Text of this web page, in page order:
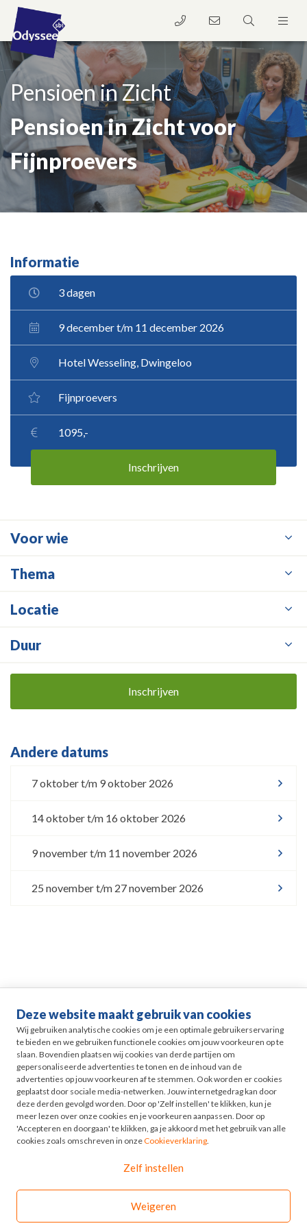
Deze website maakt gebruik van cookies
Wij gebruiken analytische cookies om je een optimale gebruikerservaring
te bieden en we gebruiken functionele cookies om jouw voorkeuren op te
slaan. Bovendien plaatsen wij cookies van derde partijen om
gepersonaliseerde advertenties te tonen en de inhoud van de
advertenties op jouw voorkeuren af te stemmen. Ook worden er cookies
geplaatst door sociale media-netwerken. Jouw internetgedrag kan door
deze derden gevolgd worden. Door op 'Zelf instellen' te klikken, kun je
meer lezen over onze cookies en je voorkeuren aanpassen. Door op
'Accepteren en doorgaan' te klikken, ga je akkoord met het gebruik van alle
cookies zoals omschreven in onzeCookieverklaring.
Zelf instellen
Weigeren
Pensioen in Zicht
Pensioen in Zicht voor
Fijnproevers
Informatie
3 dagen
9 december t/m 11 december 2026
Hotel Wesseling, Dwingeloo
Fijnproevers
1095,-
Inschrijven
Voor wie
Thema
Locatie
Duur
Inschrijven
Andere datums
7 oktober t/m 9 oktober 2026
14 oktober t/m 16 oktober 2026
9 november t/m 11 november 2026
25 november t/m 27 november 2026
Life events
Pensioen in Zicht
HR
Odyssee
© 2026 - Odyssee Groep